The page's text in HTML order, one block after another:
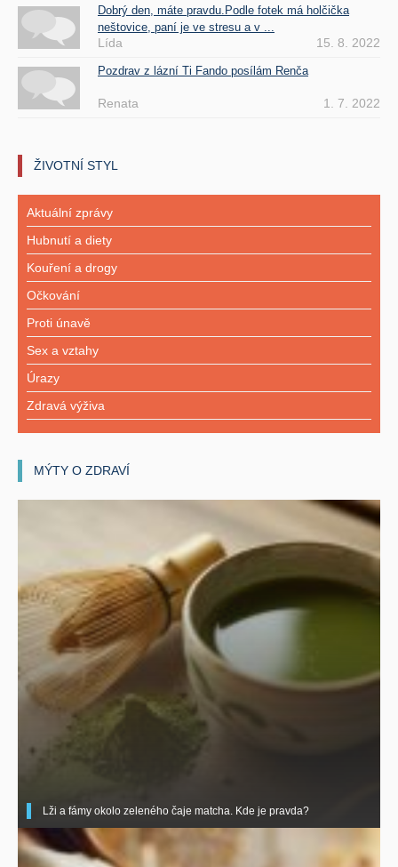
Dobrý den, máte pravdu.Podle fotek má holčička
neštovice, paní je ve stresu a v ...
Lída 15. 8. 2022
Pozdrav z lázní Ti Fando posílám Renča
Renata 1. 7. 2022
ŽIVOTNÍ STYL
Aktuální zprávy
Hubnutí a diety
Kouření a drogy
Očkování
Proti únavě
Sex a vztahy
Úrazy
Zdravá výživa
MÝTY O ZDRAVÍ
Lži a fámy okolo zeleného čaje matcha. Kde je pravda?